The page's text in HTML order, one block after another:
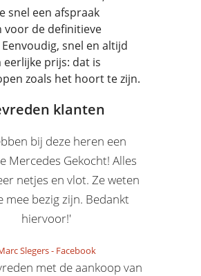
snel een afspraak
voor de definitieve
snel en altijd
eerlijke prijs: dat is
zoals het hoort te zijn.
klanten
bij deze heren een
Mercedes Gekocht! Alles
netjes en vlot. Ze weten
mee bezig zijn. Bedankt
hiervoor!'
Slegers- Facebook
met de aankoop van